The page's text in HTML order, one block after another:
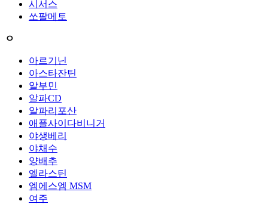
시서스
쏘팔메토
ㅇ
아르기닌
아스타잔틴
알부민
알파CD
알파리포산
애플사이다비니거
야생베리
야채수
양배추
엘라스틴
엠에스엠 MSM
여주